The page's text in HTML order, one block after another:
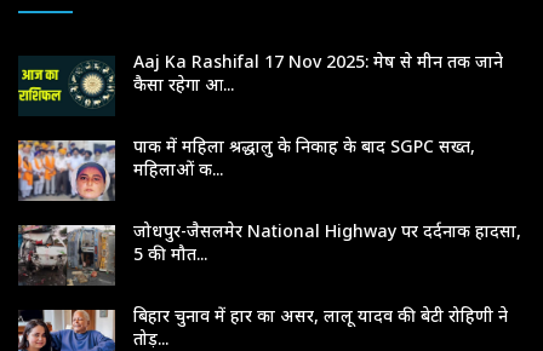
Aaj Ka Rashifal 17 Nov 2025: मेष से मीन तक जाने
कैसा रहेगा आ...
पाक में महिला श्रद्धालु के निकाह के बाद SGPC सख्त,
महिलाओं क...
जोधपुर-जैसलमेर National Highway पर दर्दनाक हादसा,
5 की मौत...
बिहार चुनाव में हार का असर, लालू यादव की बेटी रोहिणी ने
तोड़...